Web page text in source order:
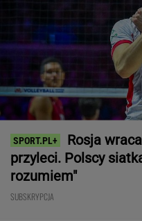
Rosja
przyleci. Polscy
rozumiem"
SUBSKRYPCJA